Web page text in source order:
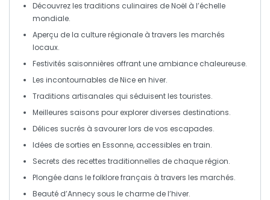
Découvrez les traditions culinaires de Noël à l’échelle
mondiale.
Aperçu de la culture régionale à travers les marchés
locaux.
Festivités saisonnières offrant une ambiance chaleureuse.
Les incontournables deNice en hiver.
Traditions artisanales qui séduisent les touristes.
Meilleures saisons pour explorer diverses destinations.
Délices sucrés à savourer lors de vos escapades.
Idées de sorties en Essonne, accessibles en train.
Secrets des recettes traditionnelles de chaque région.
Plongée dans lefolklorefrançais à travers les marchés.
Beauté d’Annecy sous le charme de l’hiver.